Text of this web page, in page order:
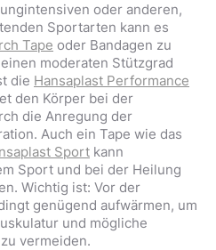
oder anderen,
Sportarten kann es
Tape oder Bandagen zu
moderaten Stützgrad
die Hansaplast Performance
den Körper bei der
die Anregung der
Auch ein Tape wie das
Sport kann
Sport und bei der Heilung
Wichtig ist: Vor der
genügend aufwärmen, um
und mögliche
vermeiden.